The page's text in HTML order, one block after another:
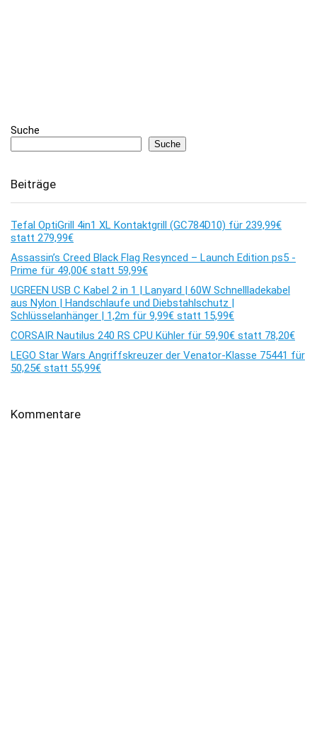
Suche
Suche
Beiträge
Tefal OptiGrill 4in1 XL Kontaktgrill (GC784D10) für 239,99€
statt 279,99€
Assassin’s Creed Black Flag Resynced – Launch Edition ps5 -
Prime für 49,00€ statt 59,99€
UGREEN USB C Kabel 2 in 1 | Lanyard | 60W Schnellladekabel
aus Nylon | Handschlaufe und Diebstahlschutz |
Schlüsselanhänger | 1,2m für 9,99€ statt 15,99€
CORSAIR Nautilus 240 RS CPU Kühler für 59,90€ statt 78,20€
LEGO Star Wars Angriffskreuzer der Venator-Klasse 75441 für
50,25€ statt 55,99€
Kommentare